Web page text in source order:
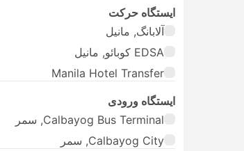
ایستگاه حرکت
آلابانگ, مانیل
EDSA کوبائو, مانیل
Manila Hotel Transfer
ایستگاه ورودی
Calbayog Bus Terminal, سمر
Calbayog City, سمر